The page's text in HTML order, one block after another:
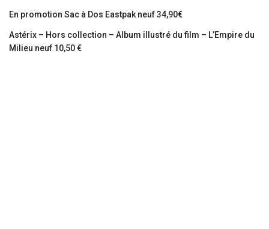
En promotion Sac à Dos Eastpak neuf 34,90€
Astérix – Hors collection – Album illustré du film – L’Empire du
Milieu neuf 10,50 €